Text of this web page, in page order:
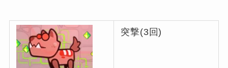
突撃(3回)